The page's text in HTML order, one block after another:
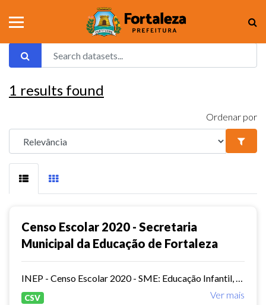
1 results found
Ordenar por
Censo Escolar 2020 - Secretaria
Municipal da Educação de Fortaleza
Ver mais
CSV